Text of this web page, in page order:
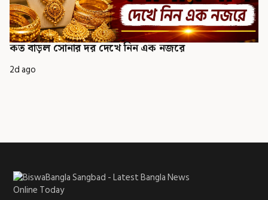
কত বাড়ল সোনার দর দেখে নিন এক নজরে
2d ago